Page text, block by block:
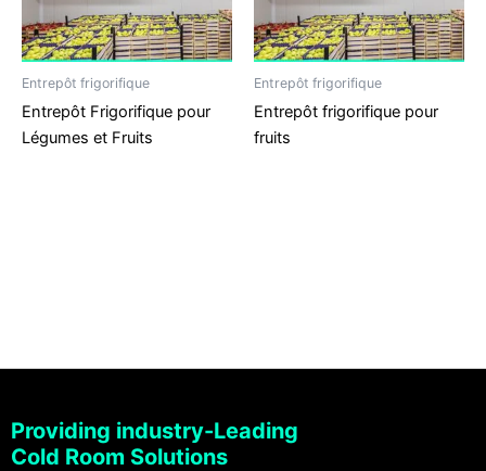
Entrepôt frigorifique
Entrepôt Frigorifique pour
Légumes et Fruits
Entrepôt frigorifique
Entrepôt frigorifique pour
fruits
Providing industry-Leading
Cold Room Solutions